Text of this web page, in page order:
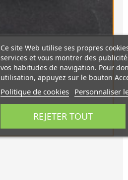
Ce site Web utilise ses propres
services et vous montrer des
vos habitudes de navigation. Pour
utilisation, appuyez sur le bouton
Politique de cookies Personnaliser
REJETER TOUT